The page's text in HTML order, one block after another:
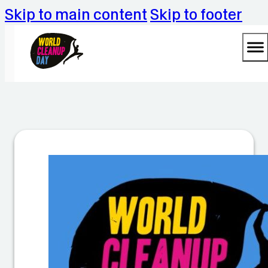
Skip to main content Skip to footer
U
B
I
A